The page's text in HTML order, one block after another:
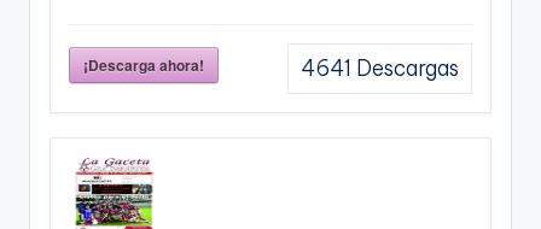
¡Descarga ahora! 4641 Descargas